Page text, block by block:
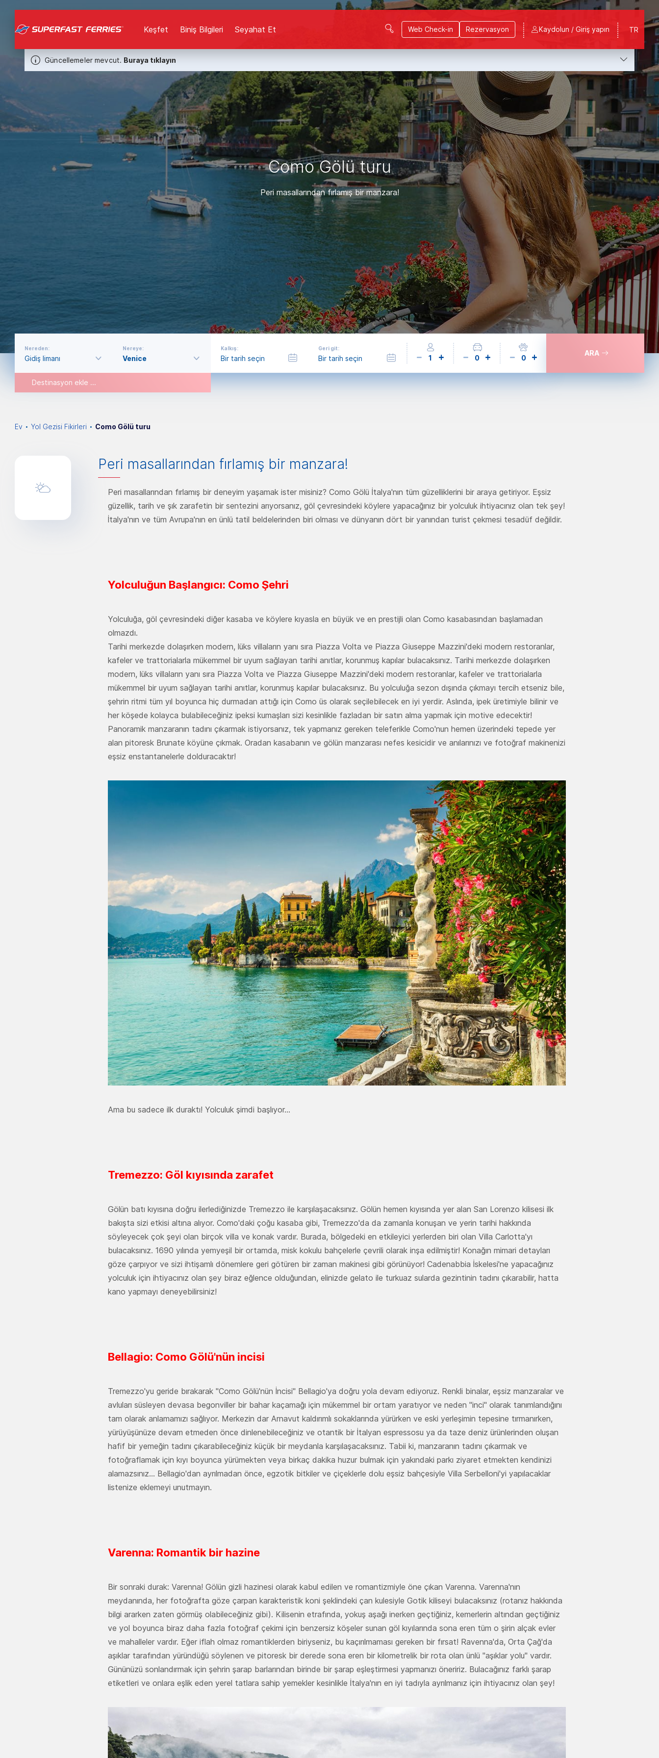
Güncellemeler mevcut. Buraya tıklayın
Keşfet Biniş Bilgileri Seyahat Et Web Check-in Rezervasyon TR
Kaydolun / Giriş yapın
Como Gölü turu
Peri masallarından fırlamış bir manzara!
Nereden: Nereye: Kalkış: Geri git:
Destinasyon ekle ...
1 0 0
ARA
Ev Yol Gezisi Fikirleri Como Gölü turu
Peri masallarından fırlamış bir manzara!
Peri masallarından fırlamış bir deneyim yaşamak ister misiniz? Como Gölü İtalya'nın tüm güzelliklerini bir araya getiriyor. Eşsiz
güzellik, tarih ve şık zarafetin bir sentezini arıyorsanız, göl çevresindeki köylere yapacağınız bir yolculuk ihtiyacınız olan tek şey!
İtalya'nın ve tüm Avrupa'nın en ünlü tatil beldelerinden biri olması ve dünyanın dört bir yanından turist çekmesi tesadüf değildir.
Yolculuğun Başlangıcı: Como Şehri
Yolculuğa, göl çevresindeki diğer kasaba ve köylere kıyasla en büyük ve en prestijli olan Como kasabasından başlamadan
olmazdı.
Tarihi merkezde dolaşırken modern, lüks villaların yanı sıra Piazza Volta ve Piazza Giuseppe Mazzini'deki modern restoranlar,
kafeler ve trattorialarla mükemmel bir uyum sağlayan tarihi anıtlar, korunmuş kapılar bulacaksınız. Tarihi merkezde dolaşırken
modern, lüks villaların yanı sıra Piazza Volta ve Piazza Giuseppe Mazzini'deki modern restoranlar, kafeler ve trattorialarla
mükemmel bir uyum sağlayan tarihi anıtlar, korunmuş kapılar bulacaksınız. Bu yolculuğa sezon dışında çıkmayı tercih etseniz bile,
şehrin ritmi tüm yıl boyunca hiç durmadan attığı için Como üs olarak seçilebilecek en iyi yerdir. Aslında, ipek üretimiyle bilinir ve
her köşede kolayca bulabileceğiniz ipeksi kumaşları sizi kesinlikle fazladan bir satın alma yapmak için motive edecektir!
Panoramik manzaranın tadını çıkarmak istiyorsanız, tek yapmanız gereken teleferikle Como'nun hemen üzerindeki tepede yer
alan pitoresk Brunate köyüne çıkmak. Oradan kasabanın ve gölün manzarası nefes kesicidir ve anılarınızı ve fotoğraf makinenizi
eşsiz enstantanelerle dolduracaktır!
Ama bu sadece ilk duraktı! Yolculuk şimdi başlıyor...
Tremezzo: Göl kıyısında zarafet
Gölün batı kıyısına doğru ilerlediğinizde Tremezzo ile karşılaşacaksınız. Gölün hemen kıyısında yer alan San Lorenzo kilisesi ilk
bakışta sizi etkisi altına alıyor. Como'daki çoğu kasaba gibi, Tremezzo'da da zamanla konuşan ve yerin tarihi hakkında
söyleyecek çok şeyi olan birçok villa ve konak vardır. Burada, bölgedeki en etkileyici yerlerden biri olan Villa Carlotta'yı
bulacaksınız. 1690 yılında yemyeşil bir ortamda, misk kokulu bahçelerle çevrili olarak inşa edilmiştir! Konağın mimari detayları
göze çarpıyor ve sizi ihtişamlı dönemlere geri götüren bir zaman makinesi gibi görünüyor! Cadenabbia İskelesi'ne yapacağınız
yolculuk için ihtiyacınız olan şey biraz eğlence olduğundan, elinizde gelato ile turkuaz sularda gezintinin tadını çıkarabilir, hatta
kano yapmayı deneyebilirsiniz!
Bellagio: Como Gölü'nün incisi
Tremezzo'yu geride bırakarak "Como Gölü'nün İncisi" Bellagio'ya doğru yola devam ediyoruz. Renkli binalar, eşsiz manzaralar ve
avluları süsleyen devasa begonviller bir bahar kaçamağı için mükemmel bir ortam yaratıyor ve neden "inci" olarak tanımlandığını
tam olarak anlamamızı sağlıyor. Merkezin dar Arnavut kaldırımlı sokaklarında yürürken ve eski yerleşimin tepesine tırmanırken,
yürüyüşünüze devam etmeden önce dinlenebileceğiniz ve otantik bir İtalyan espressosu ya da taze deniz ürünlerinden oluşan
hafif bir yemeğin tadını çıkarabileceğiniz küçük bir meydanla karşılaşacaksınız. Tabii ki, manzaranın tadını çıkarmak ve
fotoğraflamak için kıyı boyunca yürümekten veya birkaç dakika huzur bulmak için yakındaki parkı ziyaret etmekten kendinizi
alamazsınız... Bellagio'dan ayrılmadan önce, egzotik bitkiler ve çiçeklerle dolu eşsiz bahçesiyle Villa Serbelloni'yi yapılacaklar
listenize eklemeyi unutmayın.
Varenna: Romantik bir hazine
Bir sonraki durak: Varenna! Gölün gizli hazinesi olarak kabul edilen ve romantizmiyle öne çıkan Varenna. Varenna'nın
meydanında, her fotoğrafta göze çarpan karakteristik koni şeklindeki çan kulesiyle Gotik kiliseyi bulacaksınız (rotanız hakkında
bilgi ararken zaten görmüş olabileceğiniz gibi). Kilisenin etrafında, yokuş aşağı inerken geçtiğiniz, kemerlerin altından geçtiğiniz
ve yol boyunca biraz daha fazla fotoğraf çekimi için benzersiz köşeler sunan göl kıyılarında sona eren tüm o şirin alçak evler
ve mahalleler vardır. Eğer iflah olmaz romantiklerden biriyseniz, bu kaçırılmaması gereken bir fırsat! Ravenna'da, Orta Çağ'da
aşıklar tarafından yüründüğü söylenen ve pitoresk bir derede sona eren bir kilometrelik bir rota olan ünlü "aşıklar yolu" vardır.
Gününüzü sonlandırmak için şehrin şarap barlarından birinde bir şarap eşleştirmesi yapmanızı öneririz. Bulacağınız farklı şarap
etiketleri ve onlara eşlik eden yerel tatlara sahip yemekler kesinlikle İtalya'nın en iyi tadıyla ayrılmanız için ihtiyacınız olan şey!